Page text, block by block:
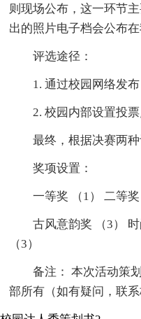
则现场公布，这一环节
出的照片电子档会公布
评选途径：
1. 通过校园网络发
2. 校园内部设置投
最终，根据决赛两
奖项设置：
一等奖 （1） 二等奖
古风意韵奖 （3）
（3）
备注： 本次活动策
部所有（如有疑问，联